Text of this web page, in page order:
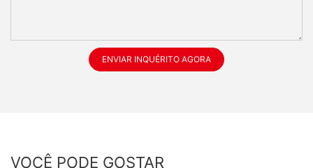
ENVIAR INQUÉRITO AGORA
VOCÊ PODE GOSTAR